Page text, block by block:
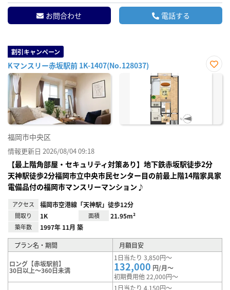
お問合わせ 電話する
割引キャンペーン
Kマンスリー赤坂駅前 1K-1407(No.128037)
お気
福岡市中央区
情報更新日 2026/08/04 09:18
【最上階角部屋・セキュリティ対策あり】地下鉄赤坂駅徒歩2分
天神駅徒歩2分福岡市立中央市民センター目の前最上階14階家具家
電備品付の福岡市マンスリーマンション♪
アクセス 福岡市空港線「天神駅」徒歩12分
間取り 1K 面積 21.95m²
築年数 1997年 11月 築
プラン名・期間 月額目安
ロング【赤坂駅前】
30日以上～360日未満
1日当たり 3,850円～
132,000 円/月～
初期費用他 22,000円～
1日当たり 4,150円～